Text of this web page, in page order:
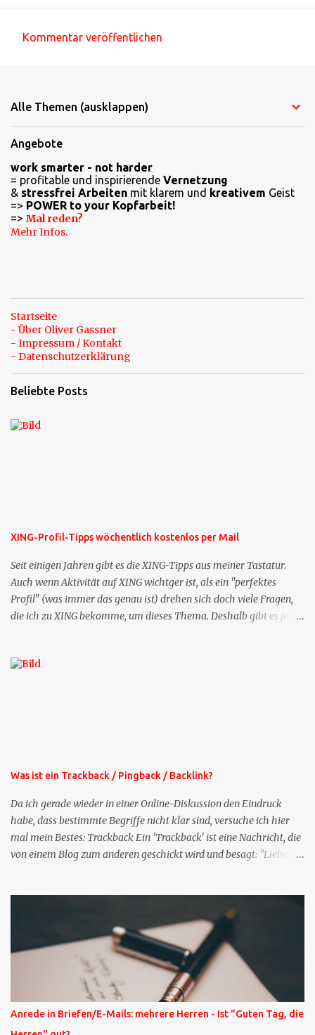
m
n
t
a
r
e
Kommentar veröffentlichen
Alle Themen (ausklappen)
Angebote
work smarter - not harder
= profitable und inspirierende Vernetzung
& stressfrei Arbeiten mit klarem und kreativem Geist
=> POWER to your Kopfarbeit!
=> Mal reden?
Mehr Infos.
Startseite
- Über Oliver Gassner
- Impressum / Kontakt
- Datenschutzerklärung
Beliebte Posts
XING-Profil-Tipps wöchentlich kostenlos per Mail
Seit einigen Jahren gibt es die XING-Tipps aus meiner Tastatur.
Auch wenn Aktivität auf XING wichtger ist, als ein "perfektes
Profil" (was immer das genau ist) drehen sich doch viele Fragen,
die ich zu XING bekomme, um dieses Thema. Deshalb gibt es jetzt
bekommen Sie kostenlos eine weitere Folge. Die Startsequenz ist 16
Was ist ein Trackback / Pingback / Backlink?
Da ich gerade wieder in einer Online-Diskussion den Eindruck
habe, dass bestimmte Begriffe nicht klar sind, versuche ich hier
mal mein Bestes: Trackback Ein 'Trackback' ist eine Nachricht, die
von einem Blog zum anderen geschickt wird und besagt: "Lieber
was ich zu deinem Inhalt zu sagen hatte." Diese
Nachrichtenfunktion wird 'angestoßen' in dem 'mein' Blog an die
'TrackbackURL' des Anderen einen 'Ping' schickt, d.h. ein paar
Parameter übergibt (URL meines Eintrags, Kurzzitat meines
Beitrags). Praktisch muss man nichts Anderes tun, als die
TrackbackURL beim Schreiben meines Beitrags in ein bestimmtes
Feld in meinem 'Blog-Redaktionssystem' einzufügen. Trackbacks
Anrede in Briefen/E-Mails: mehrere Herren - Ist "Guten Tag, die